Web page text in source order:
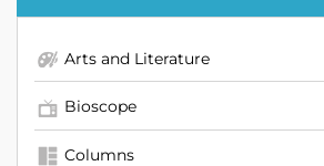
Arts and Literature
Bioscope
Columns